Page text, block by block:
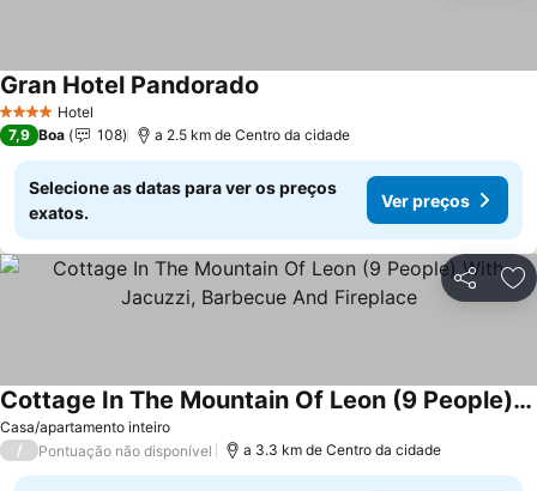
4 EstrelasHotel
Gran Hotel Pandorado
7,9 Boa 108 a 2.5 km de Centro da cidade
Selecione as datas para ver os preços
exatos.
Ver preços
Partilhar
Casa/apartamento inteiro
Cottage In The Mountain Of Leon (9 People) With Jacuzzi, Barbecue And Fireplace
Ver preços
/ Pontuação não disponível a 3.3 km de Centro da cidade